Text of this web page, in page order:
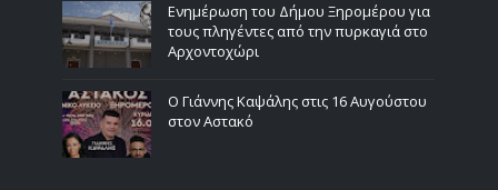
Ενημέρωση του Δήμου Ξηρομέρου για
τους πληγέντες από την πυρκαγιά στο
Αρχοντοχώρι
Ο Γιάννης Καψάλης στις 16 Αυγούστου
στον Αστακό